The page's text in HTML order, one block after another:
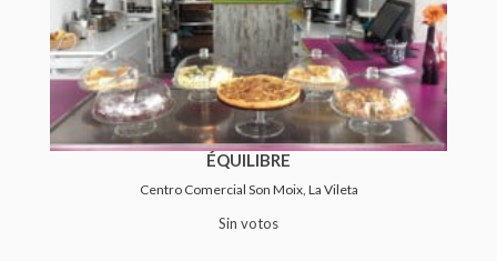
ÉQUILIBRE
Centro Comercial Son Moix, La Vileta
Sin votos